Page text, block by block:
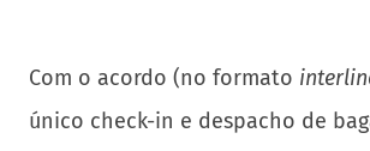
Com o acordo (no formato
único check-in e despacho de